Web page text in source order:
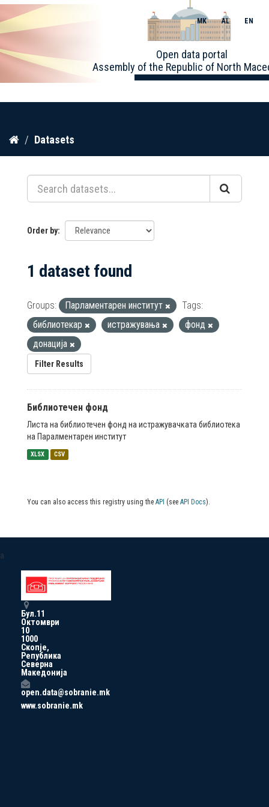
Skip
content
Open data portal
Assembly of the Republic of North
MK AL EN
Datasets
Order by
1 dataset found
Groups: Парламентарен институт
Tags:
библиотекар
истражувања
фонд
донација
Filter Results
Библиотечен фонд
Листа на библиотечен фонд на истражувачката библиотека
на Паралментарен институт
XLSX CSV
You can also access this registry using the API (see API Docs).
a
Бул.11
Октомври
10
1000
Скопје,
Република
Северна
Македонија
open.data@sobranie.mk
www.sobranie.mk